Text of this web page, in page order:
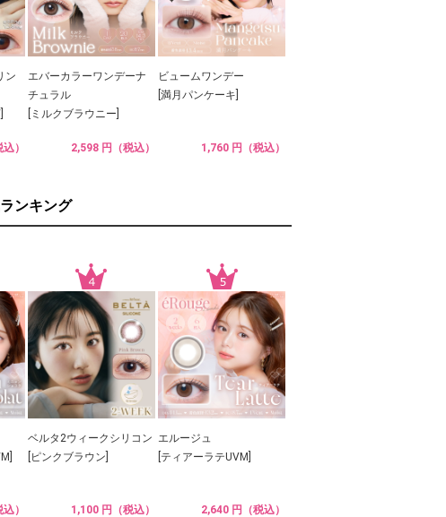
ン
）
エバーカラーワンデーナ
チュラル
[ミルクブラウニー]
2,598 円（税込）
ビュームワンデー
[満月パンケーキ]
1,760 円（税込）
ンキング
）
ベルタ2ウィークシリコン
[ピンクブラウン]
1,100 円（税込）
エルージュ
[ティアーラテUVM]
2,640 円（税込）